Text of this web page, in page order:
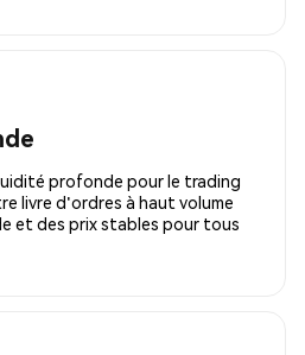
profonde pour le trading
livre d'ordres à haut volume
et des prix stables pour tous